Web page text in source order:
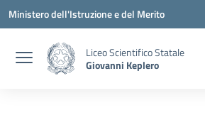
Vai ai contenuti
Vai al menu di navigazione
Vai al footer
Ministero dell'Istruzione e del Merito
Liceo Scientifico Statale
Giovanni Keplero